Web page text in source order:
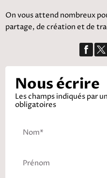
On vous attend nombreux
partage, de création et de
Nous écrire
Les champs indiqués par
obligatoires
Nom*
Prénom